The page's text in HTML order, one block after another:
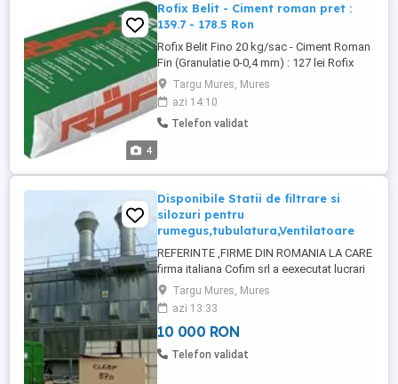
4
Rofix Belit - Ciment roman pret :
139.7 - 178.5 Ron
Rofix Belit Fino 20 kg/sac - Ciment Roman
Fin (Granulatie 0-0,4 mm) : 127 lei Rofix
Belit Grosso 30 kg/sac - Ciment Roman
Grosier (Granulatie 0-4 mm) : 162 lei
Mortar pentru restaurare piese din ciment
roman la monumente istorice si
Targu Mures, Mures
azi 14:10
Telefon validat
Disponibile Statii de filtrare si
silozuri pentru
rumegus,tubulatura,Ventilatoare
REFERINTE ,FIRME DIN ROMANIA LA CARE
firma italiana Cofim srl a eexecutat lucrari
AM EXECUTAT LUCRARI. S.C.SAVINI DUE
SRL SEBES , S.C.CIE MATRICON SRL
TIRGU MURES,
EPISCOPIAORTODOXAROMANA ALBA
IULIA , FAIRPLAYIMPEX SRL ALBA IULIA ,
Targu Mures, Mures
azi 13:33
10 000 RON
Telefon validat